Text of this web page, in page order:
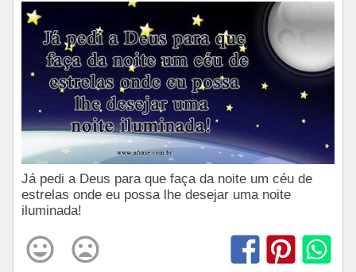
Já pedi a Deus para que faça da noite um céu de
estrelas onde eu possa lhe desejar uma noite
iluminada!